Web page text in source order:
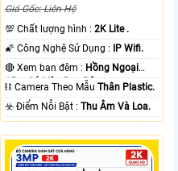
Giá Gốc: Liên Hệ
💯 Chất lượng hình :2K Lite .
🌠 Công Nghệ Sử Dụng :
IP Wifi.
🔴 Xem ban đêm : Hồng Ngoại
15m Có Màu Ban Ðêm.
⛓ Camera Theo MẫuThân Plastic.
️☣️ Điểm Nỗi Bật :Thu Âm Và Loa.